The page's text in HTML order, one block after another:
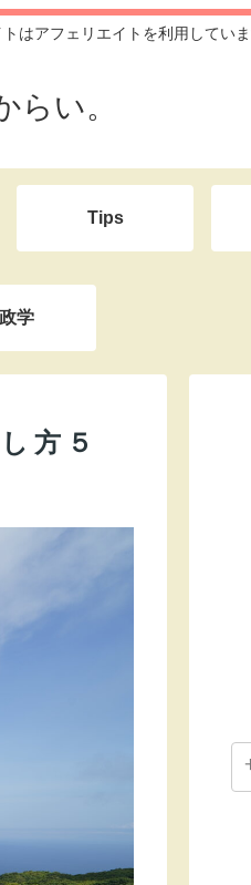
はアフェリエイトを利用していま
らい。
Tips
学
方５